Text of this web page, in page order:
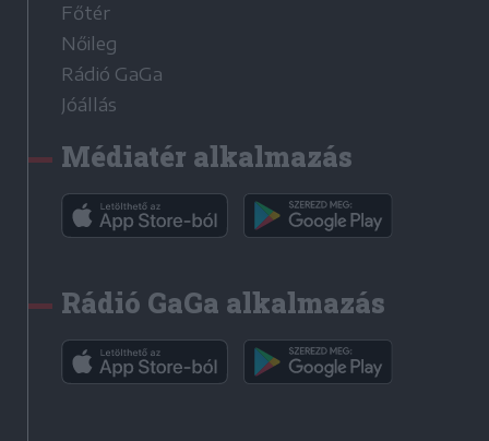
Főtér
Nőileg
Rádió GaGa
Jóállás
Médiatér alkalmazás
Rádió GaGa alkalmazás